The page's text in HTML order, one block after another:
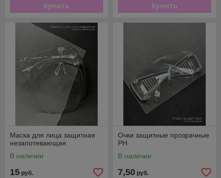
Купить Купить
Маска для лица защитная
незапотевающая
В наличии
15 руб.
Очки защитные прозрачные
PH
В наличии
7,50 руб.